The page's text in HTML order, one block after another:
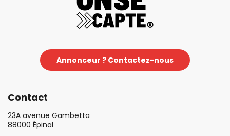
Annonceur ? Contactez-nous
Contact
23A avenue Gambetta
88000 Épinal